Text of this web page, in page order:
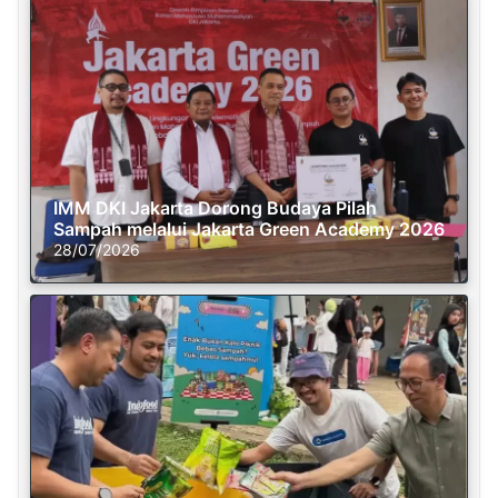
IMM DKI Jakarta Dorong Budaya Pilah
Sampah melalui Jakarta Green Academy 2026
28/07/2026